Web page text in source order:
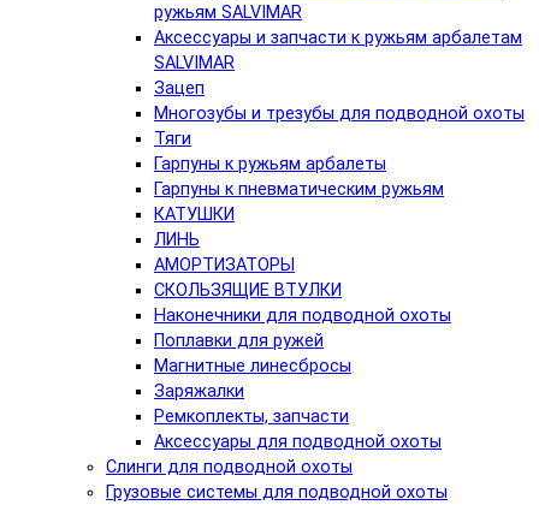
ружьям SALVIMAR
Аксессуары и запчасти к ружьям арбалетам
SALVIMAR
Зацеп
Многозубы и трезубы для подводной охоты
Тяги
Гарпуны к ружьям арбалеты
Гарпуны к пневматическим ружьям
КАТУШКИ
ЛИНЬ
АМОРТИЗАТОРЫ
СКОЛЬЗЯЩИЕ ВТУЛКИ
Наконечники для подводной охоты
Поплавки для ружей
Магнитные линесбросы
Заряжалки
Ремкоплекты, запчасти
Аксессуары для подводной охоты
Слинги для подводной охоты
Грузовые системы для подводной охоты